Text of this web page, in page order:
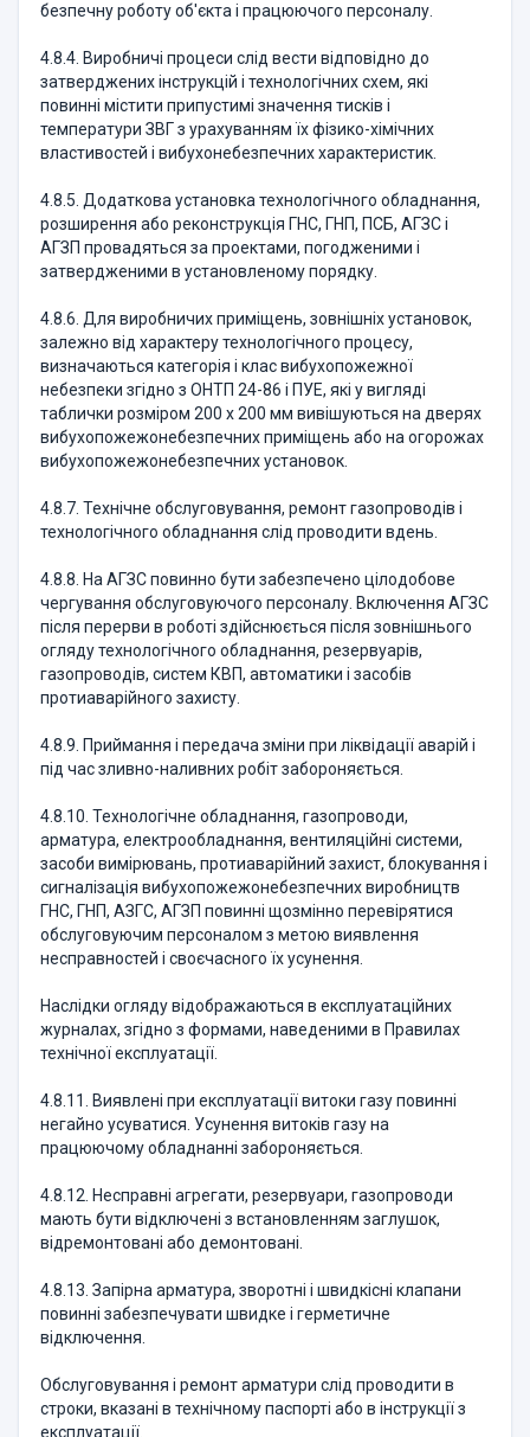
безпечну роботу об'єкта і працюючого персоналу.
4.8.4. Виробничі процеси слід вести відповідно до
затверджених інструкцій і технологічних схем, які
повинні містити припустимі значення тисків і
температури ЗВГ з урахуванням їх фізико-хімічних
властивостей і вибухонебезпечних характеристик.
4.8.5. Додаткова установка технологічного обладнання,
розширення або реконструкція ГНС, ГНП, ПСБ, АГЗС і
АГЗП провадяться за проектами, погодженими і
затвердженими в установленому порядку.
4.8.6. Для виробничих приміщень, зовнішніх установок,
залежно від характеру технологічного процесу,
визначаються категорія і клас вибухопожежної
небезпеки згідно з ОНТП 24-86 і ПУЕ, які у вигляді
таблички розміром 200 х 200 мм вивішуються на дверях
вибухопожежонебезпечних приміщень або на огорожах
вибухопожежонебезпечних установок.
4.8.7. Технічне обслуговування, ремонт газопроводів і
технологічного обладнання слід проводити вдень.
4.8.8. На АГЗС повинно бути забезпечено цілодобове
чергування обслуговуючого персоналу. Включення АГЗС
після перерви в роботі здійснюється після зовнішнього
огляду технологічного обладнання, резервуарів,
газопроводів, систем КВП, автоматики і засобів
протиаварійного захисту.
4.8.9. Приймання і передача зміни при ліквідації аварій і
під час зливно-наливних робіт забороняється.
4.8.10. Технологічне обладнання, газопроводи,
арматура, електрообладнання, вентиляційні системи,
засоби вимірювань, протиаварійний захист, блокування і
сигналізація вибухопожежонебезпечних виробництв
ГНС, ГНП, АЗГС, АГЗП повинні щозмінно перевірятися
обслуговуючим персоналом з метою виявлення
несправностей і своєчасного їх усунення.
Наслідки огляду відображаються в експлуатаційних
журналах, згідно з формами, наведеними в Правилах
технічної експлуатації.
4.8.11. Виявлені при експлуатації витоки газу повинні
негайно усуватися. Усунення витоків газу на
працюючому обладнанні забороняється.
4.8.12. Несправні агрегати, резервуари, газопроводи
мають бути відключені з встановленням заглушок,
відремонтовані або демонтовані.
4.8.13. Запірна арматура, зворотні і швидкісні клапани
повинні забезпечувати швидке і герметичне
відключення.
Обслуговування і ремонт арматури слід проводити в
строки, вказані в технічному паспорті або в інструкції з
експлуатації.